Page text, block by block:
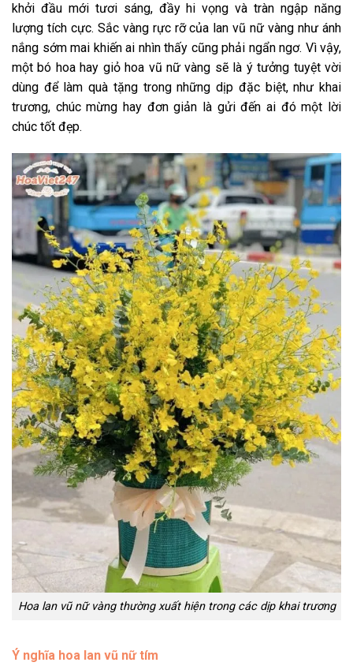
khởi đầu mới tươi sáng, đầy hi vọng và tràn ngập năng
lượng tích cực. Sắc vàng rực rỡ của lan vũ nữ vàng như ánh
nắng sớm mai khiến ai nhìn thấy cũng phải ngẩn ngơ. Vì vậy,
một bó hoa hay giỏ hoa vũ nữ vàng sẽ là ý tưởng tuyệt vời
dùng để làm quà tặng trong những dịp đặc biệt, như khai
trương, chúc mừng hay đơn giản là gửi đến ai đó một lời
chúc tốt đẹp.
Hoa lan vũ nữ vàng thường xuất hiện trong các dịp khai trương
Ý nghĩa hoa lan vũ nữ tím